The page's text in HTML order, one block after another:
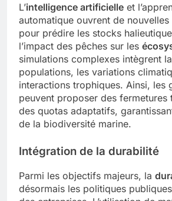
L’intelligence artificielle et
automatique ouvrent de
pour prédire les stocks
l’impact des pêches sur les
simulations complexes intègrent
populations, les variations
interactions trophiques. Ainsi, les
peuvent proposer des fermetures
des quotas adaptatifs,
de la biodiversité marine.
Intégration de la durabilité
Parmi les objectifs majeurs, la
désormais les politiques